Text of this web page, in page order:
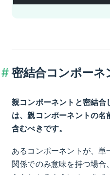
密結合コンポーネ
親コンポーネントと密結合
は、親コンポーネントの
含むべきです。
あるコンポーネントが、
関係でのみ意味を持つ場